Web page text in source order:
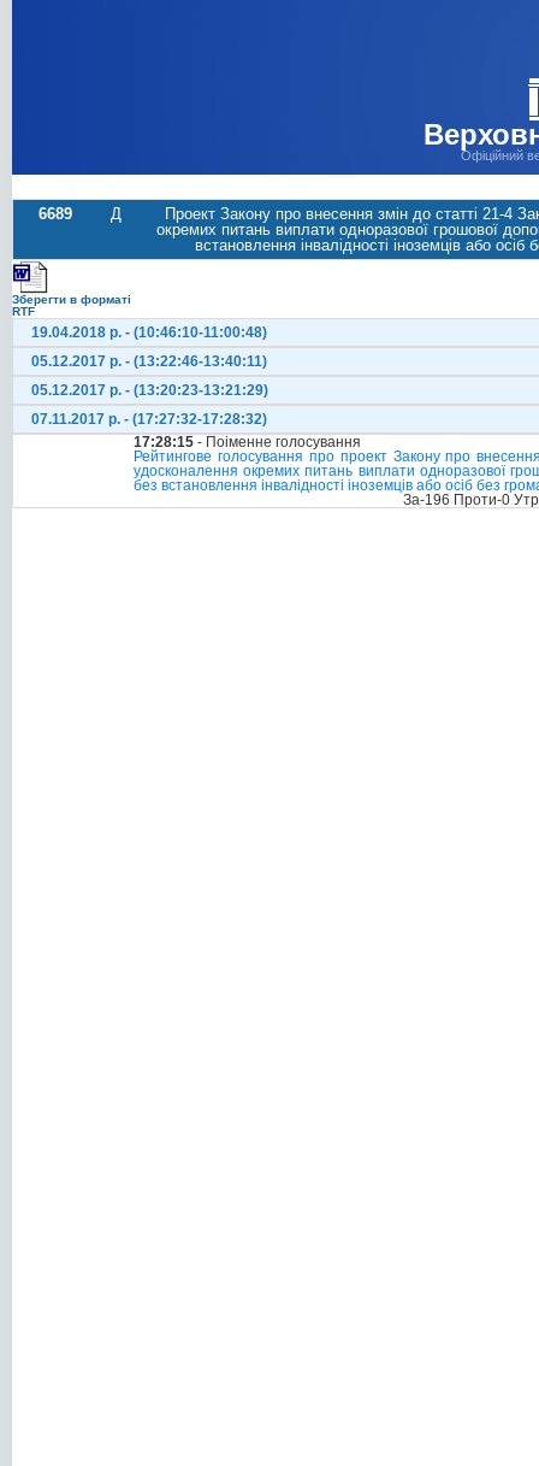
Офіційний
6689 Д
Проект Закону про внесення змін до статті 21-4
окремих питань виплати одноразової грошової
встановлення інвалідності іноземців або
Зберегти в форматі
RTF
19.04.2018 р. - (10:46:10-11:00:48)
05.12.2017 р. - (13:22:46-13:40:11)
05.12.2017 р. - (13:20:23-13:21:29)
07.11.2017 р. - (17:27:32-17:28:32)
17:28:15 - Поіменне голосування
Рейтингове голосування про проект Закону про
удосконалення окремих питань виплати одноразової
без встановлення інвалідності іноземців або осіб без
За-196 Проти-0